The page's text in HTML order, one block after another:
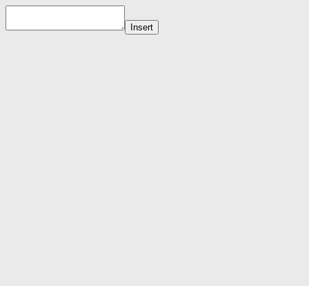
Insert